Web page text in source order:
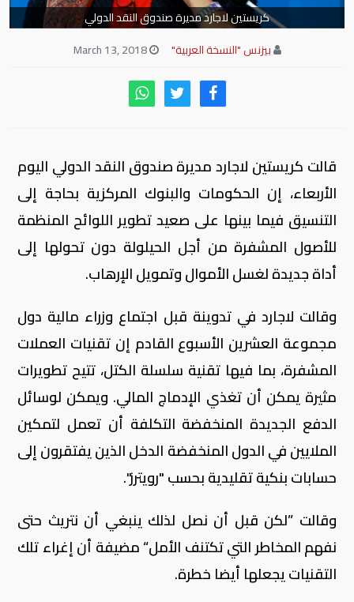
كريستين لاجارد مديرة صندوق النقد الدولي
بيزنس "النسخة العربية"
March 13, 2018
قالت كريستين لاجارد مديرة صندوق النقد الدولي اليوم
الأربعاء، إن الحكومات والبنوك المركزية بحاجة إلى
التنسيق فيما بينها على صعيد تطوير اللوائح المنظمة
للأصول المشفرة من أجل الحيلولة دون تحولها إلى
أداة جديدة لغسل الأموال وتمويل الإرهاب.
وقالت لاجارد في تدوينة قبل اجتماع وزراء مالية دول
مجموعة العشرين الأسبوع القادم إن تقنيات العملات
المشفرة، بما فيها تقنية سلسلة الكتل، تتيح تطويرات
مثيرة يمكن أن تغذي الإدماج المالي. ويمكن لوسائل
الدفع الجديدة المنخفضة التكلفة أن تعمل لتمكين
الملايين في الدول المنخفضة الدخل الذين يفتقرون إلى
حسابات بنكية تقليدية بحسب "رويترز".
وقالت ”لكن قبل أن نصل لذلك ينبغي أن نتريث حتى
نفهم المخاطر التي تكتنف الأمل“ مضيفة أن إغراء تلك
التقنيات يجعلها أيضا خطرة.